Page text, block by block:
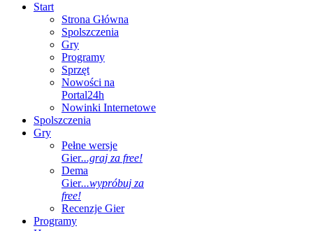
Start
Strona Główna
Spolszczenia
Gry
Programy
Sprzęt
Nowości na
Portal24h
Nowinki Internetowe
Spolszczenia
Gry
Pełne wersje
Gier...graj za free!
Dema
Gier...wypróbuj za
free!
Recenzje Gier
Programy